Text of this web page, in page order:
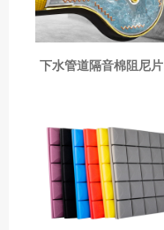
下水管道隔音棉阻尼片